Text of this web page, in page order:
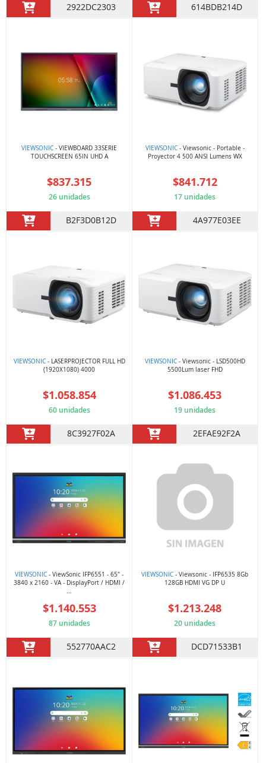
2922DC2303 614BDB214D
VIEWSONIC - VIEWBOARD 33SERIE
TOUCHSCREEN 65IN UHD A
$837.315
26 unidades
B2F3D0B12D
VIEWSONIC- Viewsonic - Portable -
Proyector 4 500 ANSI Lumens WX
$841.712
17 unidades
4A977E03EE
VIEWSONIC- LASERPROJECTOR FULL HD
(1920X1080) 4000
$1.058.854
60 unidades
8C3927F02A
VIEWSONIC- Viewsonic - LSD500HD
5500Lum laser FHD
$1.086.453
19 unidades
2EFAE92F2A
VIEWSONIC - ViewSonic IFP6551 - 65" -
3840 x 2160 - VA - DisplayPort / HDMI /
$1.140.553
87 unidades
552770AAC2
VIEWSONIC - Viewsonic - IFP6535 8Gb
128GB HDMI VG DP U
$1.213.248
20 unidades
DCD71533B1